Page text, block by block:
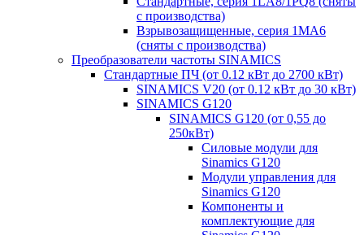
с производства)
Взрывозащищенные, серия 1MA6
(сняты с производства)
Преобразователи частоты SINAMICS
Стандартные ПЧ (от 0.12 кВт до 2700 кВт)
SINAMICS V20 (от 0.12 кВт до 30 кВт)
SINAMICS G120
SINAMICS G120 (от 0,55 до
250кВт)
Силовые модули для
Sinamics G120
Модули управления для
Sinamics G120
Компоненты и
комплектующие для